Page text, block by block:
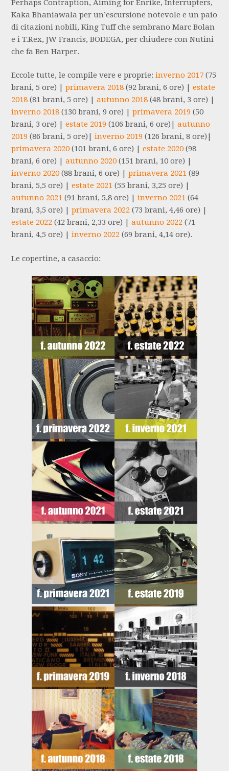
Perhaps Contraption, Aiming for Enrike, Interrupters,
Kaka Bhaniawala per un’escursione notevole e un paio
di citazioni nobili, King Tuff che sembrano Marc Bolan
e i T.Rex, JW Francis, BODEGA, per chiudere con Nutini
che fa Ben Harper.
Eccole tutte, le compile vere e proprie:inverno 2017 (75
brani, 5 ore) |primavera 2018 (92 brani, 6 ore) |estate
2018 (81 brani, 5 ore) |autunno 2018 (48 brani, 3 ore) |
inverno 2018 (130 brani, 9 ore) |primavera 2019 (50
brani, 3 ore) |estate 2019 (106 brani, 6 ore)|autunno
2019 (86 brani, 5 ore)|inverno 2019 (126 brani, 8 ore)|
primavera 2020 (101 brani, 6 ore) |estate 2020 (98
brani, 6 ore) |autunno 2020 (151 brani, 10 ore) |
inverno 2020 (88 brani, 6 ore) |primavera 2021 (89
brani, 5,5 ore) |estate 2021 (55 brani, 3,25 ore) |
autunno 2021 (91 brani, 5,8 ore) |inverno 2021 (64
brani, 3,5 ore) |primavera 2022 (73 brani, 4,46 ore) |
estate 2022 (42 brani, 2,33 ore) |autunno 2022 (71
brani, 4,5 ore) |inverno 2022 (69 brani, 4,14 ore).
Le copertine, a casaccio: